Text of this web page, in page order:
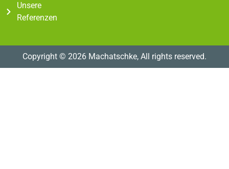
Unsere
Referenzen
Copyright © 2026 Machatschke, All rights reserved.